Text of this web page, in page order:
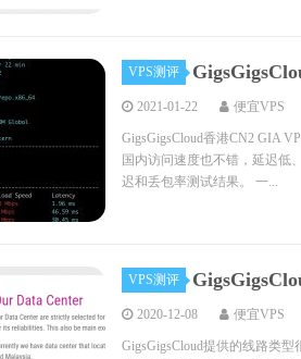
VPS测评
2021-01-22 便宜VPS
GigsGigsCloud香港CN2 GIA
国内访问速度也不错，延迟低
迟和丢包率测试结果。 一...
VPS测评
2020-12-08 便宜VPS
GigsGigsCloud提供的线路类